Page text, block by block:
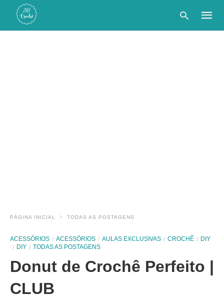
PÁGINA INICIAL TODAS AS POSTAGENS
ACESSÓRIOS ACESSÓRIOS AULAS EXCLUSIVAS CROCHÊ
DIY
DIY
TODAS AS POSTAGENS
Donut de Crochê Perfeito |
CLUB